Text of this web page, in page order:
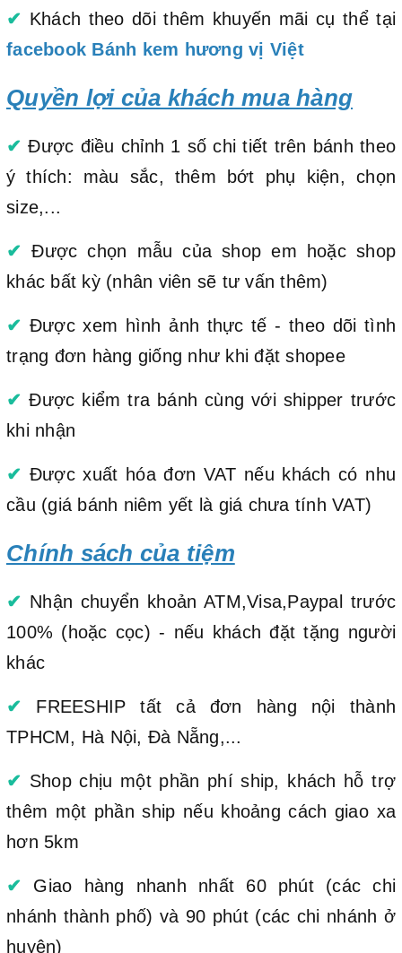
✔ Khách theo dõi thêm khuyến mãi cụ thể tại
facebook Bánh kem hương vị Việt
Quyền lợi của khách mua hàng
✔ Được điều chỉnh 1 số chi tiết trên bánh theo
ý thích: màu sắc, thêm bớt phụ kiện, chọn
size,...
✔ Được chọn mẫu của shop em hoặc shop
khác bất kỳ (nhân viên sẽ tư vấn thêm)
✔ Được xem hình ảnh thực tế - theo dõi tình
trạng đơn hàng giống như khi đặt shopee
✔ Được kiểm tra bánh cùng với shipper trước
khi nhận
✔ Được xuất hóa đơn VAT nếu khách có nhu
cầu (giá bánh niêm yết là giá chưa tính VAT)
Chính sách của tiệm
✔ Nhận chuyển khoản ATM,Visa,Paypal trước
100% (hoặc cọc) - nếu khách đặt tặng người
khác
✔ FREESHIP tất cả đơn hàng nội thành
TPHCM, Hà Nội, Đà Nẵng,...
✔ Shop chịu một phần phí ship, khách hỗ trợ
thêm một phần ship nếu khoảng cách giao xa
hơn 5km
✔ Giao hàng nhanh nhất 60 phút (các chi
nhánh thành phố) và 90 phút (các chi nhánh ở
huyện)